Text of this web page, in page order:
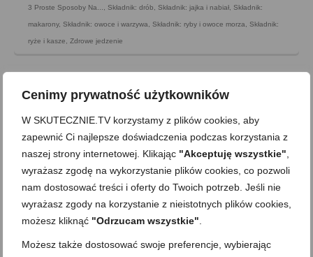
Cenimy prywatność użytkowników
W SKUTECZNIE.TV korzystamy z plików cookies, aby
zapewnić Ci najlepsze doświadczenia podczas korzystania z
naszej strony internetowej. Klikając "Akceptuję wszystkie"
wyrażasz zgodę na wykorzystanie plików cookies, co pozwoli
nam dostosować treści i oferty do Twoich potrzeb. Jeśli nie
wyrażasz zgody na korzystanie z nieistotnych plików cookies,
możesz kliknąć "Odrzucam wszystkie"
Możesz także dostosować swoje preferencje, wybierając
3 Proste Sposoby Na..., Składnik: drób, Składnik: jajka i nabiał, Składnik:
makarony, Składnik: owoce i warzywa, Składnik: ryby i owoce morza, Składnik:
ryże i kasze, Zdrowe jedzenie